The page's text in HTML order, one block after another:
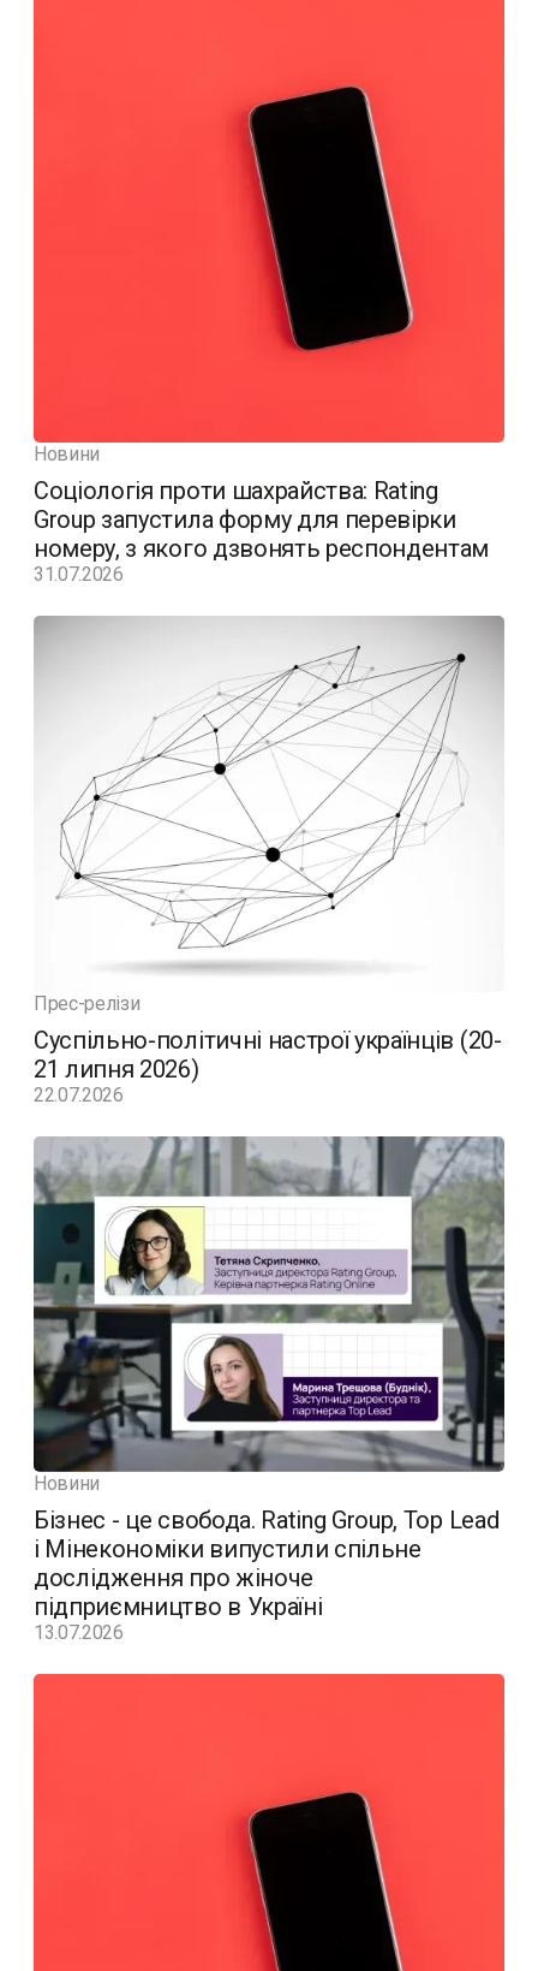
Новини
Соціологія проти шахрайства: Rating
Group запустила форму для перевірки
номеру, з якого дзвонять респондентам
31.07.2026
Прес-релізи
Суспільно-політичні настрої українців (20-
21 липня 2026)
22.07.2026
Новини
Бізнес - це свобода. Rating Group, Top Lead
і Мінекономіки випустили спільне
дослідження про жіноче
підприємництво в Україні
13.07.2026